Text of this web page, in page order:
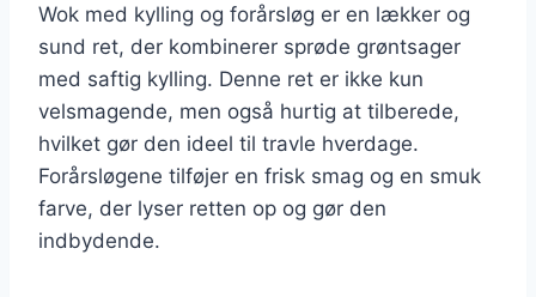
Wok med kylling og forårsløg er en lækker og
sund ret, der kombinerer sprøde grøntsager
med saftig kylling. Denne ret er ikke kun
velsmagende, men også hurtig at tilberede,
hvilket gør den ideel til travle hverdage.
Forårsløgene tilføjer en frisk smag og en smuk
farve, der lyser retten op og gør den
indbydende.